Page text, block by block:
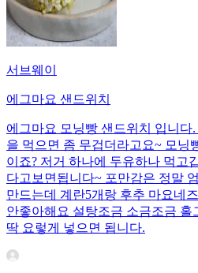
서브웨이
에그마요 샌드위치
에그마요 모닝빵 샌드위치 입니
을 먹으면 좀 무겁더라고요~ 모닝
이죠? 저거 하나에 두유하나 먹고
다고보면됩니다~ 포만감은 정말
만드는데 계란5개랑 후추 마요네
안좋아해요 설탕조금 소금조금
딱 요렇게 넣으면 됩니다.